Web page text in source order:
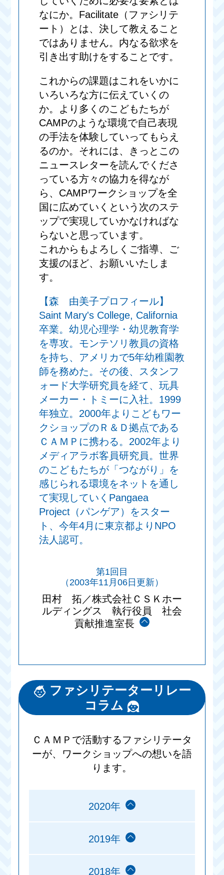
なにか。Facilitate（ファシリテ
ート）とは、決して教えること
ではありません。内なる欲求を
引き出す助けをすることです。
これからの課題はこれをいかに
いろいろな方に伝えていくの
か。より多くのこどもたちが
CAMPのような環境で自己表現
の手法を体験していってもらえ
るのか。それには、きっとこの
ニュースレターを読んでくださ
っている方々の協力を得なが
ら、CAMPワークショップを全
国に広めていくという次のステ
ップで実現していかなければな
らないと思っています。
これからもよろしくご指導、ご
支援のほど、お願いいたしま
す。
【森 由美子プロフィール】
Saint Mary's College, California
卒業。幼児心理学・幼児教育学
を専攻。モンテソリ教員の資格
を持ち、アメリカで5年幼稚園教
師を務めた。その後、スタンフ
ォード大学研究員を経て、玩具
メーカー・トミーに入社。1999
年独立。2000年よりこどもワー
クショップのＲ＆Ｄ拠点である
ＣＡＭＰに携わる。2002年より
メディアラボ客員研究員。世界
のこどもたちが「つながり」を
感じられる環境をネットを通し
て実現していくPangaea
Project（パンゲア）をスター
ト、今年4月に東京都よりNPO
法人認可。
第1回目
（2003年11月06日更新）
田村 拓／株式会社ＣＳＫホー
ルディングス 執行役員 社会
貢献推進室長
ファシリテーターリレー
コラム
ＣＡＭＰで活動するファシリテータ
ーが、ワークショップへの想いを語
ります。
2020年
2019年
2018年